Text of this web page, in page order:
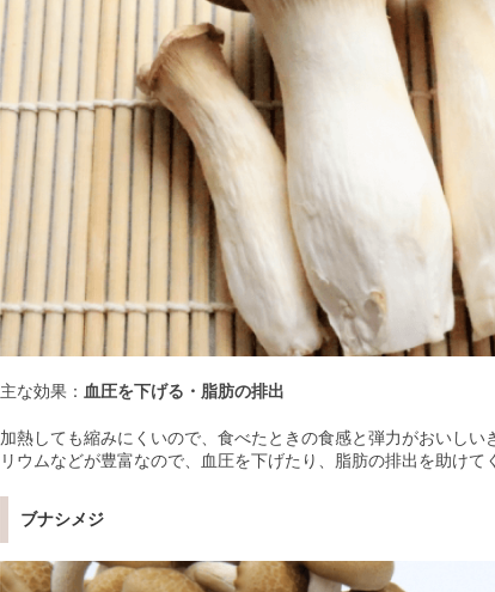
主な効果： 血圧を下げる・脂肪の排出
加熱しても縮みにくいので、食べたときの食感と弾力がおいしい
リウムなどが豊富なので、血圧を下げたり、脂肪の排出を助けて
ブナシメジ